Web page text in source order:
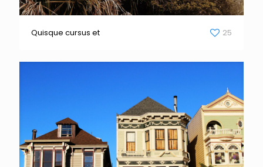
Quisque cursus et 25